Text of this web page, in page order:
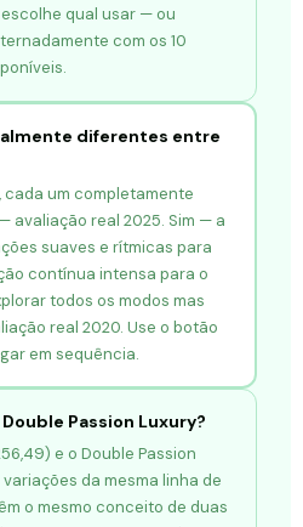
qual usar — ou
com os 10
diferentes entre
cada um completamente
avaliação real 2025. Sim — a
suaves e rítmicas para
contínua intensa para o
todos os modos mas
real 2020. Use o botão
em sequência.
Passion Luxury?
e o Double Passion
da mesma linha de
o mesmo conceito de duas